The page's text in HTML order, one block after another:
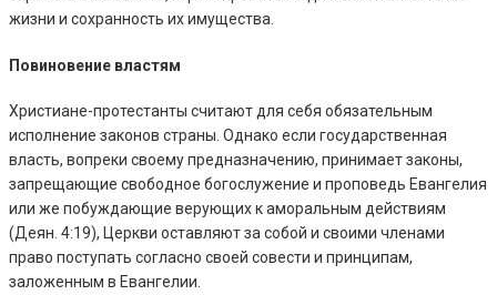
жизни и сохранность их имущества.
Повиновение властям
Христиане-протестанты считают для себя обязательным
исполнение законов страны. Однако если государственная
власть, вопреки своему предназначению, принимает законы,
запрещающие свободное богослужение и проповедь Евангелия
или же побуждающие верующих к аморальным действиям
(Деян. 4:19), Церкви оставляют за собой и своими членами
право поступать согласно своей совести и принципам,
заложенным в Евангелии.